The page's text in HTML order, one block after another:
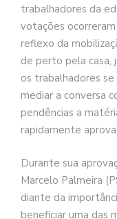
trabalhadores da
votações
reflexo da
de perto pela casa,
os trabalhadores
mediar a conversa
pendências a
rapidamente
Durante sua
Marcelo Palmeira
diante da
beneficiar uma das